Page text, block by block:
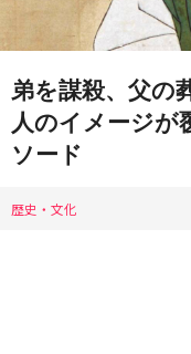
弟を謀殺、父の
人のイメージが
ソード
歴史・文化